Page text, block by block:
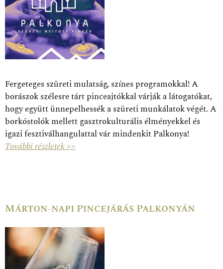
Fergeteges szüreti mulatság, színes programokkal! A
borászok szélesre tárt pinceajtókkal várják a látogatókat,
hogy együtt ünnepelhessék a szüreti munkálatok végét. A
borkóstolók mellett gasztrokulturális élményekkel és
igazi fesztiválhangulattal vár mindenkit Palkonya!
További részletek >>
Márton-napi Pincejárás Palkonyán